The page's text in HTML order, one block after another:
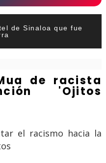
de Sinaloa que fue
de racista
'Ojitos